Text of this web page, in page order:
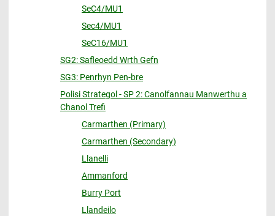
SeC4/MU1
Sec4/MU1
SeC16/MU1
SG2: Safleoedd Wrth Gefn
SG3: Penrhyn Pen-bre
Polisi Strategol - SP 2: Canolfannau Manwerthu a
Chanol Trefi
Carmarthen (Primary)
Carmarthen (Secondary)
Llanelli
Ammanford
Burry Port
Llandeilo